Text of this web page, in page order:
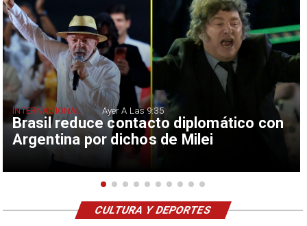
Brasil reduce contacto diplomático con
Argentina por dichos de Milei
INTERNACIONAL Ayer A Las 9:35
CULTURA Y DEPORTES